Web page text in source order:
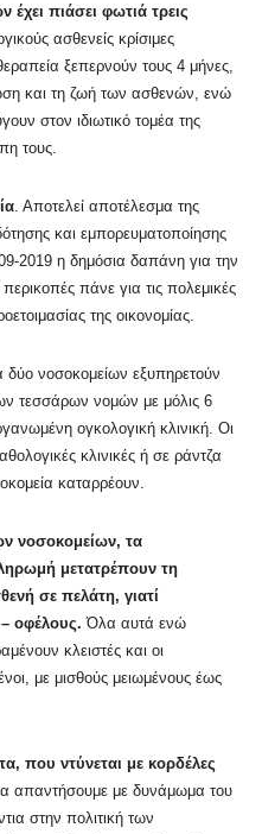
έχει πιάσει φωτιά τρεις
ασθενείς κρίσιμες
ξεπερνούν τους 4 μήνες,
και τη ζωή των ασθενών, ενώ
στον ιδιωτικό τομέα της
τους.
. Αποτελεί αποτέλεσμα της
και εμπορευματοποίησης
2019 η δημόσια δαπάνη για την
πάνε για τις πολεμικές
της οικονομίας.
νοσοκομείων εξυπηρετούν
τεσσάρων νομών με μόλις 6
ογκολογική κλινική. Οι
κλινικές ή σε ράντζα
καταρρέουν.
νοσοκομείων, τα
μετατρέπουν τη
σε πελάτη, γιατί
– οφέλους.Όλα αυτά ενώ
κλειστές και οι
με μισθούς μειωμένους έως
που ντύνεται με κορδέλες
απαντήσουμε με δυνάμωμα του
στην πολιτική των